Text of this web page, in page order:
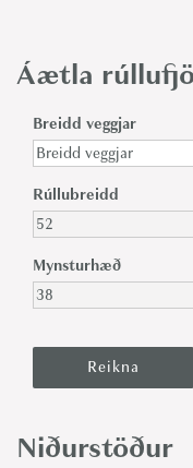
Áætla
Breidd veggjar
Rúllubreidd
Mynsturhæð
Niðurstöður